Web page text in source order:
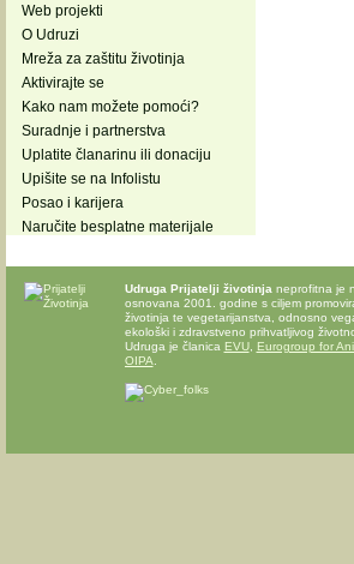
Web projekti
O Udruzi
Mreža za zaštitu životinja
Aktivirajte se
Kako nam možete pomoći?
Suradnje i partnerstva
Uplatite članarinu ili donaciju
Upišite se na Infolistu
Posao i karijera
Naručite besplatne materijale
Udruga Prijatelji životinja neprofitna je
osnovana 2001. godine s ciljem
životinja te vegetarijanstva, odnosno
ekološki i zdravstveno prihvatljivog
Udruga je članica EVU, Eurogroup for
OIPA